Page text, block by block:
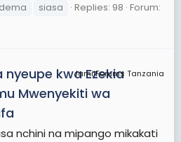
siasa Replies: 98 Forum:
JamiiForums Tanzania
nyeupe kwa Ezekia
Mwenyekiti wa
nchini na mipango mikakati